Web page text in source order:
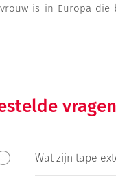
is in Europa
vragen
Wat zijn tape